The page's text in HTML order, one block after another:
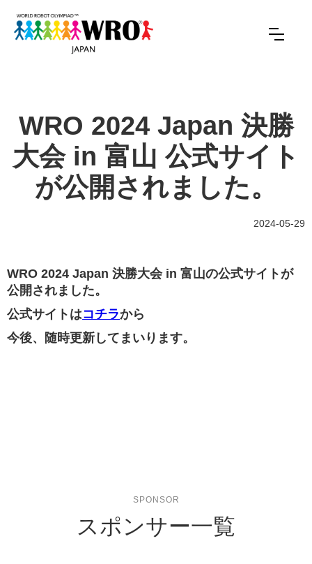
WRO 2024 Japan 決勝
大会 in 富山 公式サイト
が公開されました。
2024-05-29
WRO 2024 Japan 決勝大会 in 富山の公式サイトが
公開されました。
公式サイトはコチラから
今後、随時更新してまいります。
SPONSOR
スポンサー一覧